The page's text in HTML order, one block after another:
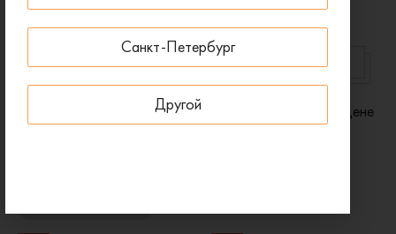
Санкт-Петербург
Другой
Мужские пластиковые солнцезащитные очки
Цене